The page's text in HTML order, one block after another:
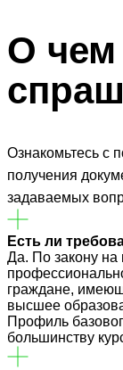
О чем
Ознакомьтесь с
получения
задаваемых
Есть ли
Да. По закону на
граждане,
высшее
Профиль
большинству